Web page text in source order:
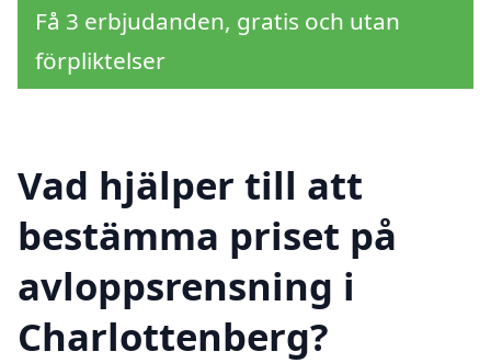
Få 3 erbjudanden, gratis och utan
förpliktelser
Vad hjälper till att
bestämma priset på
avloppsrensning i
Charlottenberg?